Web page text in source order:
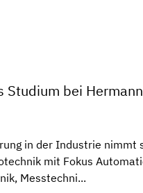
Studium bei
in der Industrie nimmt
mit Fokus
Messtechni...